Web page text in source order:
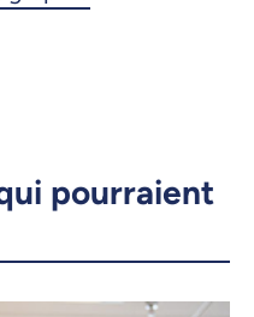
pourraient